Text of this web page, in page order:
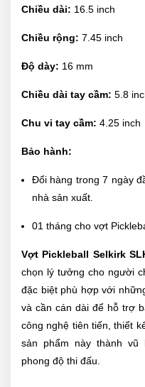
Chiều dài: 16.5 inch
Chiều rộng: 7.45 inch
Độ dày: 16 mm
Chiều dài tay cầm: 5.8
Chu vi tay cầm: 4.25 inch
Bảo hành:
Đổi hàng trong 7 ngày
nhà sản xuất.
01 tháng cho vợt
Vợt Pickleball Selkirk
chọn lý tưởng cho người
đặc biệt phù hợp với
và cần cán dài để hỗ trợ
công nghệ tiên tiến, thiết
sản phẩm này thành
phong độ thi đấu.